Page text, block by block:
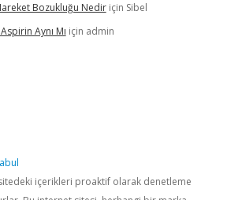
Bozukluğu Nediriçin Sibel
Aynı Mı için admin
sitedeki içerikleri proaktif olarak denetleme